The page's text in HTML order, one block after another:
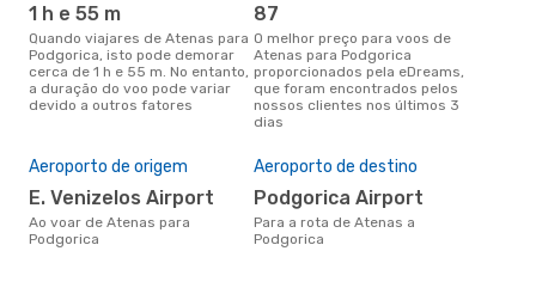
1 h e 55 m
Quando viajares de Atenas para
Podgorica, isto pode demorar
cerca de 1 h e 55 m. No entanto,
a duração do voo pode variar
devido a outros fatores
87
O melhor preço para voos de
Atenas para Podgorica
proporcionados pela eDreams,
que foram encontrados pelos
nossos clientes nos últimos 3
dias
Aeroporto de origem
E. Venizelos Airport
Ao voar de Atenas para
Podgorica
Aeroporto de destino
Podgorica Airport
Para a rota de Atenas a
Podgorica